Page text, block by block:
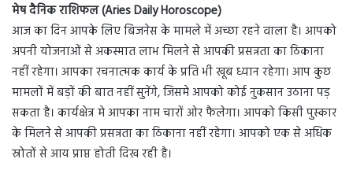
मेष दैनिक राशिफल (Aries Daily Horoscope)
आज का दिन आपके लिए बिजनेस के मामले में अच्छा रहने वाला है। आपको
अपनी योजनाओं से अकस्मात लाभ मिलने से आपकी प्रसन्नता का ठिकाना
नहीं रहेगा। आपका रचनात्मक कार्य के प्रति भी खूब ध्यान रहेगा। आप कुछ
मामलों में बड़ों की बात नहीं सुनेंगे, जिसमे आपको कोई नुकसान उठाना पड़
सकता है। कार्यक्षेत्र मे आपका नाम चारों ओर फैलेगा। आपको किसी पुस्कार
के मिलने से आपकी प्रसन्नता का ठिकाना नहीं रहेगा। आपको एक से अधिक
स्रोतों से आय प्राप्त होती दिख रही है।